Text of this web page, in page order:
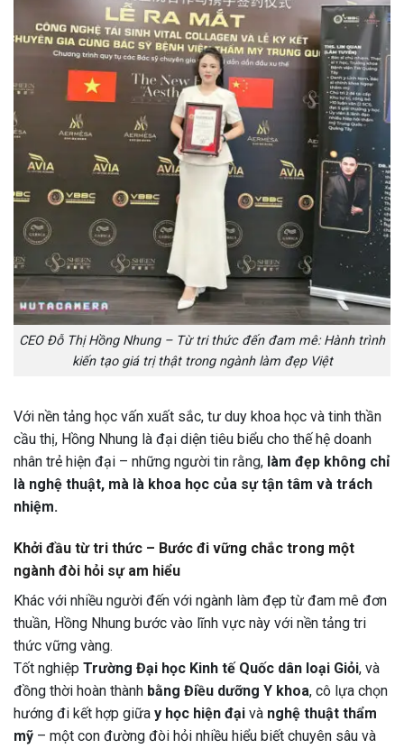
CEO Đỗ Thị Hồng Nhung – Từ tri thức đến đam mê: Hành trình
kiến tạo giá trị thật trong ngành làm đẹp Việt
Với nền tảng học vấn xuất sắc, tư duy khoa học và tinh thần
cầu thị, Hồng Nhung là đại diện tiêu biểu cho thế hệ doanh
nhân trẻ hiện đại – những người tin rằng, làm đẹp không chỉ
là nghệ thuật, mà là khoa học của sự tận tâm và trách
nhiệm.
Khởi đầu từ tri thức – Bước đi vững chắc trong một
ngành đòi hỏi sự am hiểu
Khác với nhiều người đến với ngành làm đẹp từ đam mê đơn
thuần, Hồng Nhung bước vào lĩnh vực này với nền tảng tri
thức vững vàng.
Tốt nghiệp Trường Đại học Kinh tế Quốc dân loại Giỏi, và
đồng thời hoàn thành bằng Điều dưỡng Y khoa, cô lựa chọn
hướng đi kết hợp giữa y học hiện đại và nghệ thuật thẩm
mỹ – một con đường đòi hỏi nhiều hiểu biết chuyên sâu và